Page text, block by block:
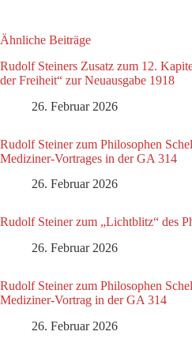
Ähnliche Beiträge
Rudolf Steiners Zusatz zum 12.
der Freiheit“ zur Neuausgabe 1918
26. Februar 2026
Rudolf Steiner zum Philosophen
Mediziner-Vortrages in der GA 314
26. Februar 2026
Rudolf Steiner zum „Lichtblitz“ des
26. Februar 2026
Rudolf Steiner zum Philosophen
Mediziner-Vortrag in der GA 314
26. Februar 2026